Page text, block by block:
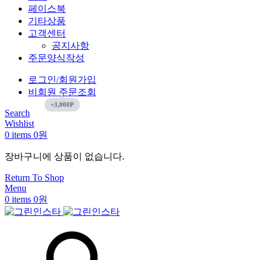
페이스북
기타상품
고객센터
공지사항
주문양식작성
로그인/회원가입
비회원 주문조회
Search
Wishlist
0 items 0원
장바구니에 상품이 없습니다.
Return To Shop
Menu
0 items 0원